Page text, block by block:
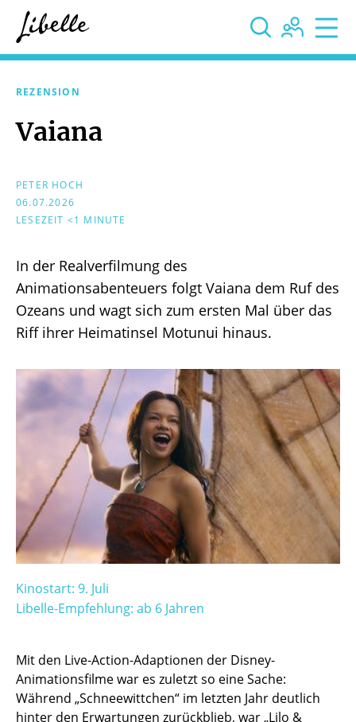
  
REZENSION
Vaiana
In der Realverfilmung des
Animationsabenteuers folgt Vaiana dem Ruf des
Ozeans und wagt sich zum ersten Mal über das
Riff ihrer Heimatinsel Motunui hinaus.
PETER HOCH
06.07.2026
LESEZEIT <1 MINUTE
Kinostart: 9. Juli
Libelle-Empfehlung: ab 6 Jahren
Mit den Live-Action-Adaptionen der Disney-
Animationsfilme war es zuletzt so eine Sache:
Während „Schneewittchen“ im letzten Jahr deutlich
hinter den Erwartungen zurückblieb, war „Lilo &